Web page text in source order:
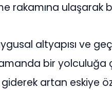
rakamına ulaşarak
altyapısı ve
bir yolculuğa
artan eskiye